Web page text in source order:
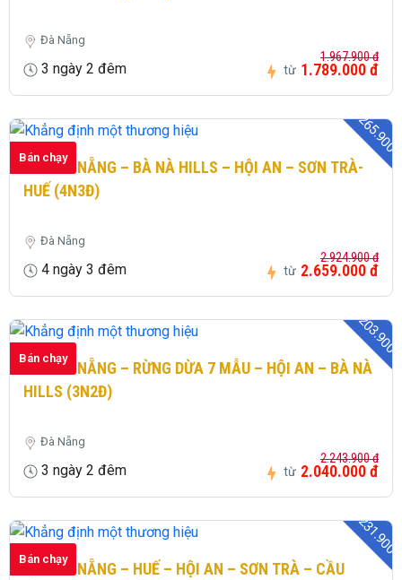
Đà Nẵng
3 ngày 2 đêm từ
1.967.900 đ
1.789.000 đ
-
Bán chạy
222: ĐÀ NẴNG – BÀ NÀ HILLS – HỘI AN – SƠN TRÀ-
HUẾ (4N3Đ)
Đà Nẵng
4 ngày 3 đêm từ
2.924.900 đ
2.659.000 đ
-
Bán chạy
224: ĐÀ NẴNG – RỪNG DỪA 7 MẪU – HỘI AN – BÀ NÀ
HILLS (3N2Đ)
Đà Nẵng
3 ngày 2 đêm từ
2.243.900 đ
2.040.000 đ
-
Bán chạy
225: ĐÀ NẴNG – HUẾ – HỘI AN – SƠN TRÀ – CẦU